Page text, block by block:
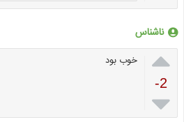
ناشناس

-2

خوب بود